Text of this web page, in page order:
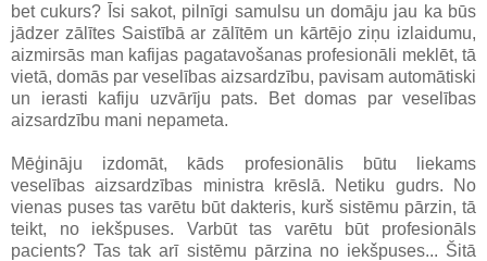
bet cukurs? Īsi sakot, pilnīgi samulsu un domāju jau ka būs
jādzer zālītes Saistībā ar zālītēm un kārtējo ziņu izlaidumu,
aizmirsās man kafijas pagatavošanas profesionāli meklēt, tā
vietā, domās par veselības aizsardzību, pavisam automātiski
un ierasti kafiju uzvārīju pats. Bet domas par veselības
aizsardzību mani nepameta.
Mēģināju izdomāt, kāds profesionālis būtu liekams
veselības aizsardzības ministra krēslā. Netiku gudrs. No
vienas puses tas varētu būt dakteris, kurš sistēmu pārzin, tā
teikt, no iekšpuses. Varbūt tas varētu būt profesionāls
pacients? Tas tak arī sistēmu pārzina no iekšpuses... Šitā